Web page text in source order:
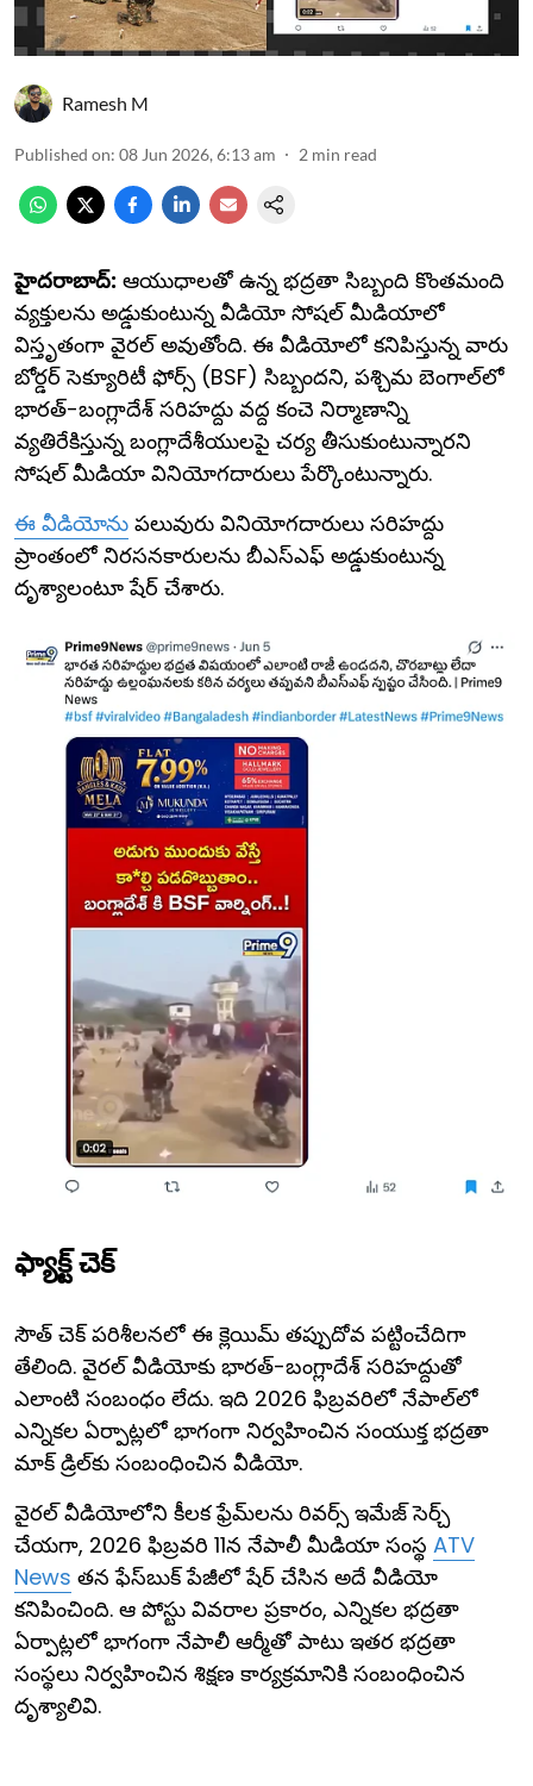
Ramesh M
Published on: 08 Jun 2026, 6:13 am 2 min read
హైదరాబాద్: ఆయుధాలతో ఉన్న భద్రతా సిబ్బంది కొంతమంది
వ్యక్తులను అడ్డుకుంటున్న వీడియో సోషల్ మీడియాలో
విస్తృతంగా వైరల్ అవుతోంది. ఈ వీడియోలో కనిపిస్తున్న వారు
బోర్డర్ సెక్యూరిటీ ఫోర్స్ (BSF) సిబ్బందని, పశ్చిమ బెంగాల్‌లో
భారత్-బంగ్లాదేశ్ సరిహద్దు వద్ద కంచె నిర్మాణాన్ని
వ్యతిరేకిస్తున్న బంగ్లాదేశీయులపై చర్య తీసుకుంటున్నారని
సోషల్ మీడియా వినియోగదారులు పేర్కొంటున్నారు.
ఈ వీడియోను పలువురు వినియోగదారులు సరిహద్దు
ప్రాంతంలో నిరసనకారులను బీఎస్‌ఎఫ్ అడ్డుకుంటున్న
దృశ్యాలంటూ షేర్ చేశారు.
ఫ్యాక్ట్ చెక్
సౌత్ చెక్ పరిశీలనలో ఈ క్లెయిమ్ తప్పుదోవ పట్టించేదిగా
తేలింది. వైరల్ వీడియోకు భారత్-బంగ్లాదేశ్ సరిహద్దుతో
ఎలాంటి సంబంధం లేదు. ఇది 2026 ఫిబ్రవరిలో నేపాల్‌లో
ఎన్నికల ఏర్పాట్లలో భాగంగా నిర్వహించిన సంయుక్త భద్రతా
మాక్ డ్రిల్‌కు సంబంధించిన వీడియో.
వైరల్ వీడియోలోని కీలక ఫ్రేమ్‌లను రివర్స్ ఇమేజ్ సెర్చ్
చేయగా, 2026 ఫిబ్రవరి 11న నేపాలీ మీడియా సంస్థ ATV
News తన ఫేస్‌బుక్ పేజీలో షేర్ చేసిన అదే వీడియో
కనిపించింది. ఆ పోస్టు వివరాల ప్రకారం, ఎన్నికల భద్రతా
ఏర్పాట్లలో భాగంగా నేపాలీ ఆర్మీతో పాటు ఇతర భద్రతా
సంస్థలు నిర్వహించిన శిక్షణ కార్యక్రమానికి సంబంధించిన
దృశ్యాలివి.